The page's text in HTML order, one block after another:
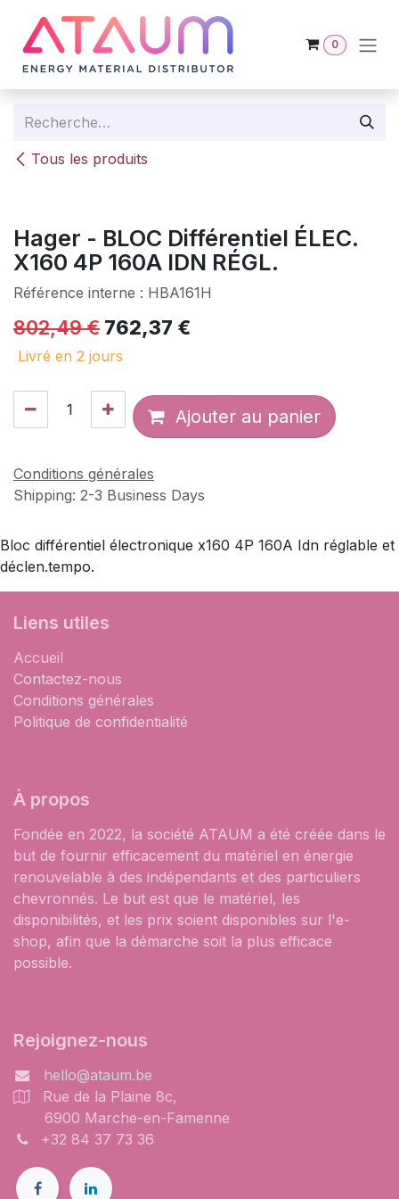
0
Tous les produits
Hager - BLOC Différentiel ÉLEC.
X160 4P 160A IDN RÉGL.
Référence interne : HBA161H
802,49€ 762,37 €
Livré en 2 jours
Ajouter au panier
Conditions générales
Shipping: 2-3 Business Days
Bloc différentiel électronique x160 4P 160A Idn réglable et
déclen.tempo.
Liens utiles
Accueil
Contactez-nous
Conditions générales
Politique de confidentialité
À propos
Fondée en 2022, la société ATAUM a été créée dans le
but de fournir efficacement du matériel en énergie
renouvelable à des indépendants et des particuliers
chevronnés. Le but est que le matériel, les
disponibilités, et les prix soient disponibles sur l'e-
shop, afin que la démarche soit la plus efficace
possible.
Rejoignez-nous
hello@ataum.be
Rue de la Plaine 8c,
6900 Marche-en-Famenne
+32 84 37 73 36